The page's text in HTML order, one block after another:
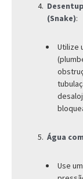
(Snake):
Utilize
Água
Use